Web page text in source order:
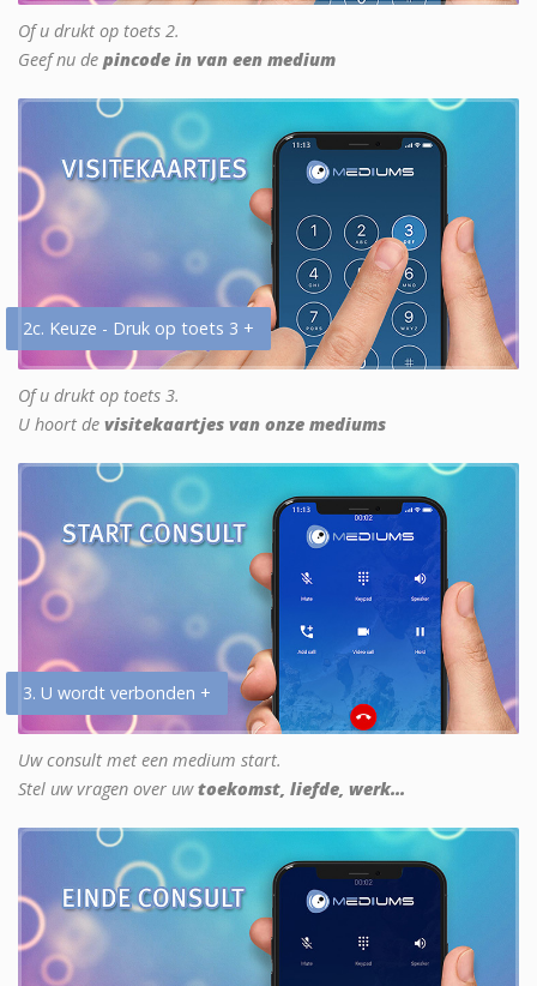
Of u drukt op toets 2.
Geef nu de pincode in van een medium
2c. Keuze - Druk op toets 3 +
Of u drukt op toets 3.
U hoort de visitekaartjes van onze mediums
3. U wordt verbonden +
Uw consult met een medium start.
Stel uw vragen over uwtoekomst, liefde, werk...